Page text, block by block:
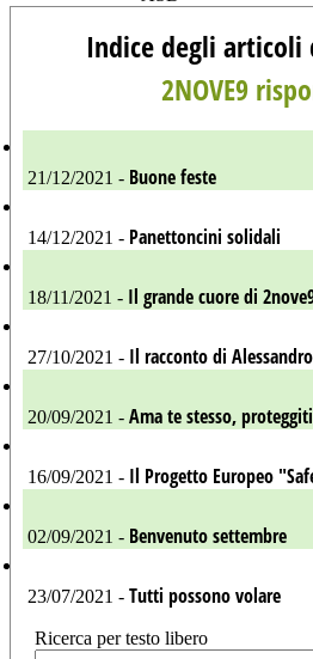
Indice degli articoli
2NOVE9
21/12/2021 - Buone feste
14/12/2021 - Panettoncini solidali
18/11/2021 - Il grande cuore di
27/10/2021 - Il racconto di
20/09/2021 - Ama te stesso,
16/09/2021 - Il Progetto Europeo
02/09/2021 - Benvenuto settembre
23/07/2021 - Tutti possono volare
Ricerca per testo libero